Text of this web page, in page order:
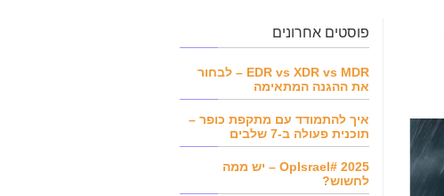
פוסטים אחרונים
EDR vs XDR vs MDR – לבחור
את ההגנה המתאימה
איך להתמודד עם מתקפת כופר –
תוכנית פעולה ב-7 שלבים
OpIsrael# 2025 – יש ממה
לחשוש?